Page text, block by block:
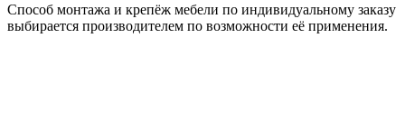
Способ монтажа и крепёж мебели по индивидуальному заказу
выбирается производителем по возможности её применения.